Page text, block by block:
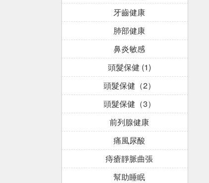
牙齒健康
肺部健康
鼻炎敏感
頭髮保健 (1)
頭髮保健（2）
頭髮保健（3）
前列腺健康
痛風尿酸
痔瘡靜脈曲張
幫助睡眠